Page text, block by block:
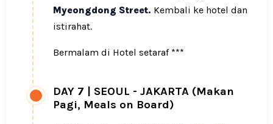
Myeongdong Street. Kembali ke hotel dan
istirahat.
Bermalam di Hotel setaraf ***
DAY 7
SEOUL - JAKARTA (Makan
Pagi, Meals on Board)